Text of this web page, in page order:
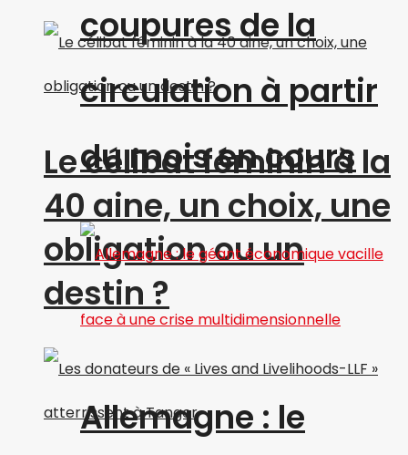
Le célibat féminin à la
40 aine, un choix, une
obligation ou un
destin ?
coupures de la
circulation à partir
du mois en cours
Allemagne : le